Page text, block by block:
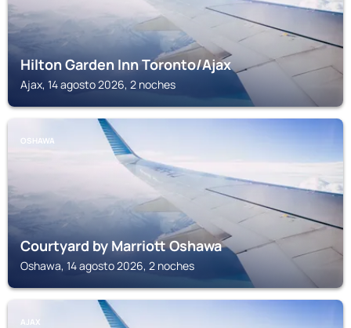
Hilton Garden Inn Toronto/Ajax
Ajax, 14 agosto 2026, 2 noches
OSHAWA
Courtyard by Marriott Oshawa
Oshawa, 14 agosto 2026, 2 noches
AJAX